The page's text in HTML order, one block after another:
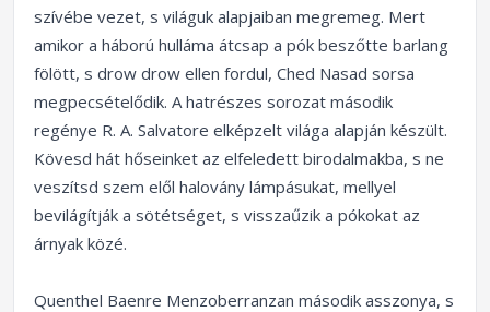
szívébe vezet, s világuk alapjaiban megremeg. Mert
amikor a háború hulláma átcsap a pók beszőtte barlang
fölött, s drow drow ellen fordul, Ched Nasad sorsa
megpecsételődik. A hatrészes sorozat második
regénye R. A. Salvatore elképzelt világa alapján készült.
Kövesd hát hőseinket az elfeledett birodalmakba, s ne
veszítsd szem elől halovány lámpásukat, mellyel
bevilágítják a sötétséget, s visszaűzik a pókokat az
árnyak közé.
Quenthel Baenre Menzoberranzan második asszonya, s